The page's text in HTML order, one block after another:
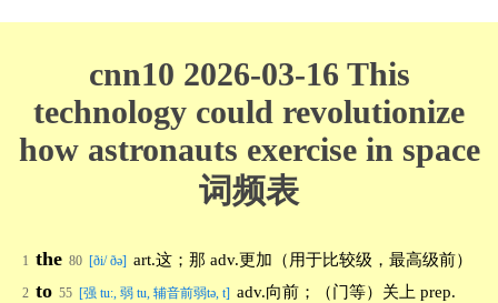
cnn10 2026-03-16 This
technology could revolutionize
how astronauts exercise in space
词频表
1 the 80 [ði/ ðə] art.这；那 adv.更加（用于比较级，最高级前）
2 to 55 [强 tu:, 弱 tu, 辅音前弱tə, t] adv.向前；（门等）关上 prep.